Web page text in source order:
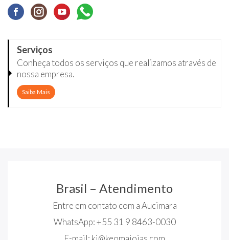
Serviços
Conheça todos os serviços que realizamos através de
nossa empresa.
Saiba Mais
Brasil – Atendimento
Entre em contato com a Aucimara
WhatsApp: +55 31 9 8463-0030